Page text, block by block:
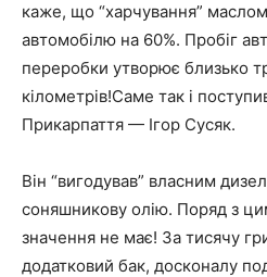
каже, що “харчування”
автомобілю на 60%. Пробіг
переробки утворює близько
кілометрів!Саме так і
Прикарпаття — Ігор Сусяк.
Він “вигодував” власним
соняшникову олію. Поряд з
значення не має! За тисячу
додатковий бак, досконалу